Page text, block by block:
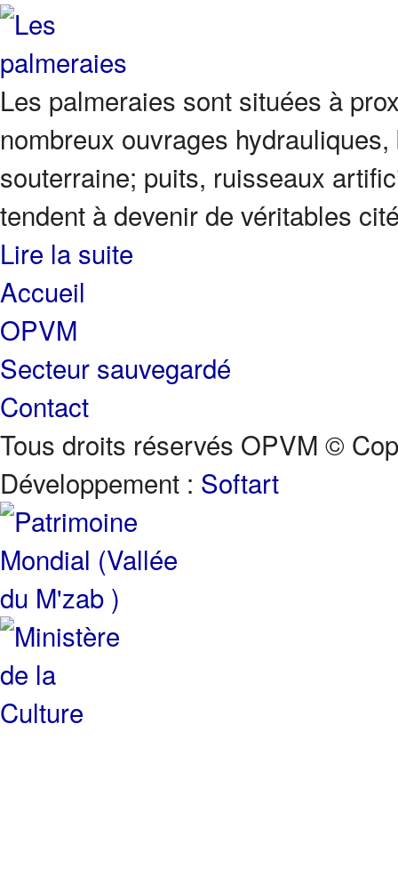
Les palmeraies sont situées à
nombreux ouvrages
souterraine; puits, ruisseaux
tendent à devenir de véritables
Lire la suite
Accueil
OPVM
Secteur sauvegardé
Contact
Tous droits réservés OPVM ©
Développement : Softart